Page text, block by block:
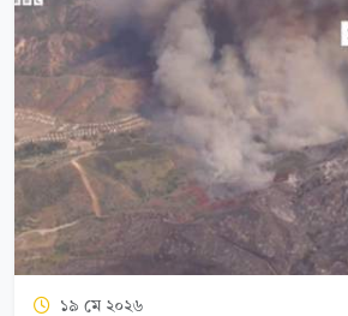
১৯ মে ২০২৬